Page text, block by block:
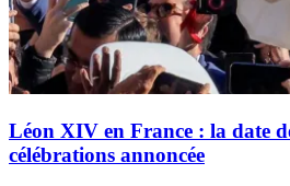
Léon XIV en France : la date
célébrations annoncée